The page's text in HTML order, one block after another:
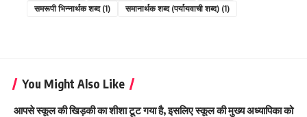
समरूपी भिन्नार्थक शब्द(1) समानार्थक शब्द (पर्यायवाची शब्द) (1)
You Might Also Like
आपसे स्कूल की खिड़की का शीशा टूट गया है, इसलिए स्कूल की मुख्य अध्यापिका को